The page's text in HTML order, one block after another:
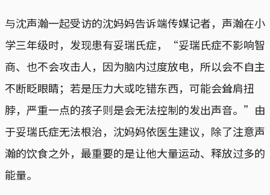
与沈声瀚一起受访的沈妈妈告诉端传媒记者，声瀚在小
学三年级时，发现患有妥瑞氏症，“妥瑞氏症不影响智
商、也不会攻击人，因为脑内过度放电，所以会不自主
不断眨眼睛；若是压力大或吃错东西，可能会耸肩扭
脖，严重一点的孩子则是会无法控制的发出声音。”由
于妥瑞氏症无法根治，沈妈妈依医生建议，除了注意声
瀚的饮食之外，最重要的是让他大量运动、释放过多的
能量。